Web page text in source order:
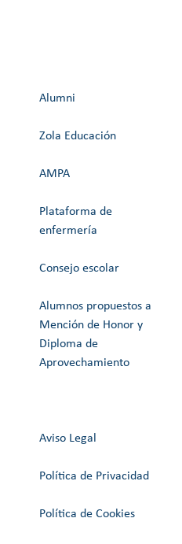
Alumni
Zola Educación
AMPA
Plataforma de
enfermería
Consejo escolar
Alumnos propuestos a
Mención de Honor y
Diploma de
Aprovechamiento
Aviso Legal
Política de Privacidad
Política de Cookies